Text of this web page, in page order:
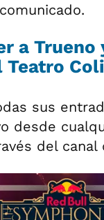
a Trueno
Teatro
sus
desde
del canal